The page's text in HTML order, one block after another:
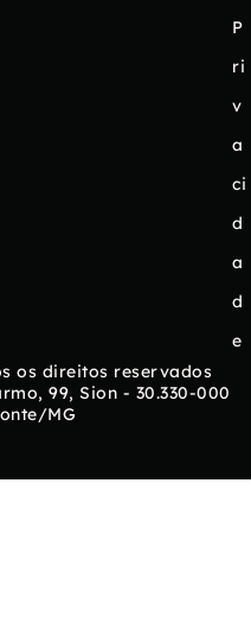
P
ri
v
a
ci
d
a
d
e
os direitos reservados
99, Sion - 30.330-000
MG